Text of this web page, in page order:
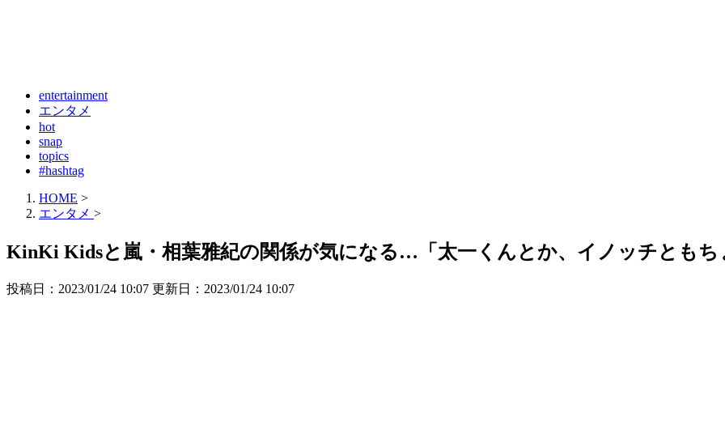
entertainment
エンタメ
hot
snap
topics
#hashtag
HOME >
エンタメ >
KinKi Kidsと嵐・相葉雅紀の関係が気になる…「太一くんとか、イノッチともち
投稿日：2023/01/24 10:07 更新日： 2023/01/24 10:07